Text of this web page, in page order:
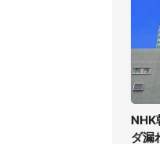
NHK
ダ漏